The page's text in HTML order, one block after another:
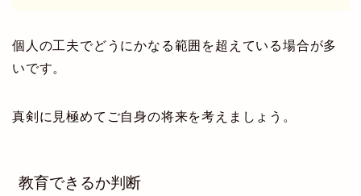
個人の工夫でどうにかなる範囲を超えている場合が多
いです。
真剣に見極めてご自身の将来を考えましょう。
教育できるか判断